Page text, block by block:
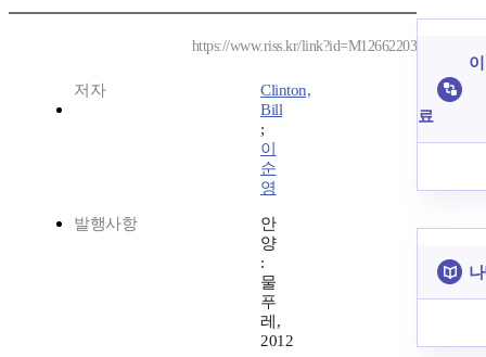
https://www.riss.kr/link?id=M12662203
저자
Clinton,
Bill
;
이
순
영
발행사항
안
양
:
물
푸
레,
2012
료